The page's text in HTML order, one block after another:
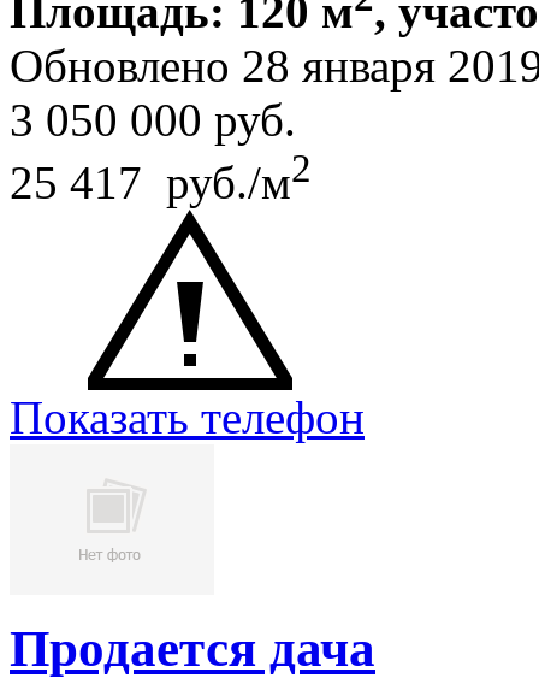
Площадь: 120 м ,
Обновлено 28 января
3 050 000 руб.
25 417 руб./м2
Показать телефон
Продается дача